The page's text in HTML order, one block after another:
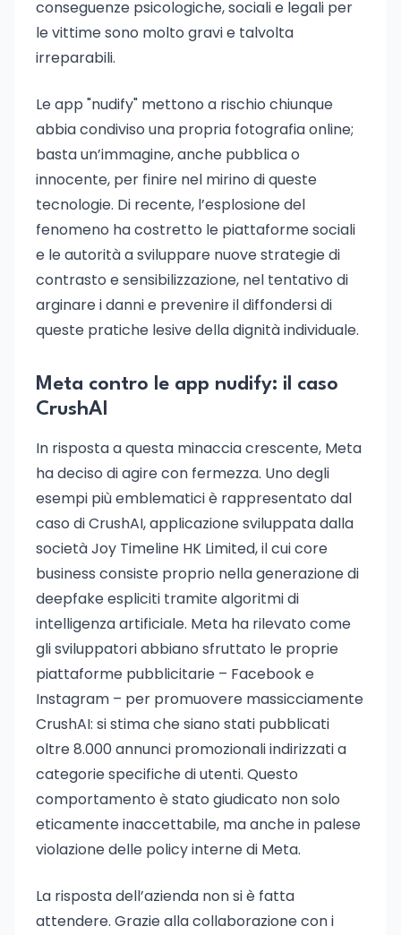
conseguenze psicologiche, sociali e legali per
le vittime sono molto gravi e talvolta
irreparabili.
Le app "nudify" mettono a rischio chiunque
abbia condiviso una propria fotografia online;
basta un’immagine, anche pubblica o
innocente, per finire nel mirino di queste
tecnologie. Di recente, l’esplosione del
fenomeno ha costretto le piattaforme sociali
e le autorità a sviluppare nuove strategie di
contrasto e sensibilizzazione, nel tentativo di
arginare i danni e prevenire il diffondersi di
queste pratiche lesive della dignità individuale.
Meta contro le app nudify: il caso
CrushAI
In risposta a questa minaccia crescente, Meta
ha deciso di agire con fermezza. Uno degli
esempi più emblematici è rappresentato dal
caso di CrushAI, applicazione sviluppata dalla
società Joy Timeline HK Limited, il cui core
business consiste proprio nella generazione di
deepfake espliciti tramite algoritmi di
intelligenza artificiale. Meta ha rilevato come
gli sviluppatori abbiano sfruttato le proprie
piattaforme pubblicitarie – Facebook e
Instagram – per promuovere massicciamente
CrushAI: si stima che siano stati pubblicati
oltre 8.000 annunci promozionali indirizzati a
categorie specifiche di utenti. Questo
comportamento è stato giudicato non solo
eticamente inaccettabile, ma anche in palese
violazione delle policy interne di Meta.
La risposta dell’azienda non si è fatta
attendere. Grazie alla collaborazione con i